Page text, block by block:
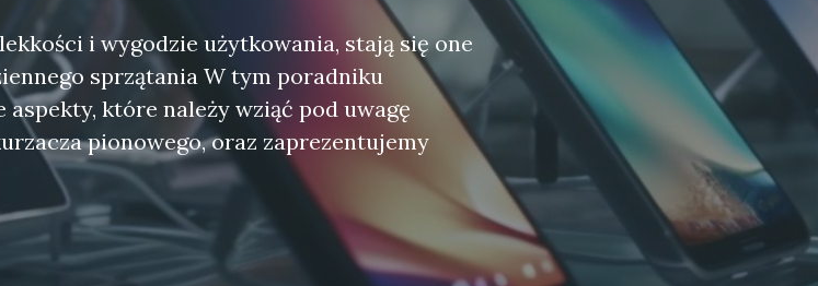
i wygodzie użytkowania, stają się one
sprzątania W tym poradniku
które należy wziąć pod uwagę
pionowego, oraz zaprezentujemy